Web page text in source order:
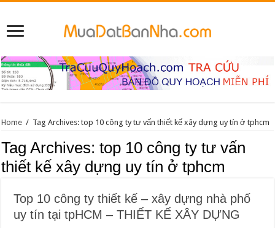
Home / Tag Archives: top 10 công ty tư vấn thiết kế xây dựng uy tín ở tphcm
Tag Archives:top 10 công ty tư vấn
thiết kế xây dựng uy tín ở tphcm
Top 10 công ty thiết kế – xây dựng nhà phố
uy tín tại tpHCM – THIẾT KẾ XÂY DỰNG